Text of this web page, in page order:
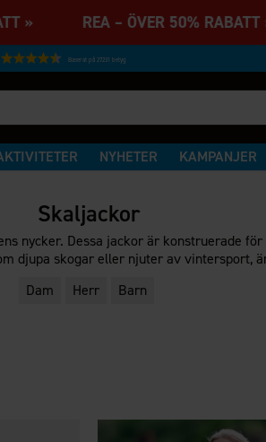
» REA – ÖVER 50%
Baserat på 27231 betyg
NYHETER KAMPANJER
Skaljackor
nycker. Dessa jackor är konstruerade
djupa skogar eller njuter av
Dam
Herr Barn